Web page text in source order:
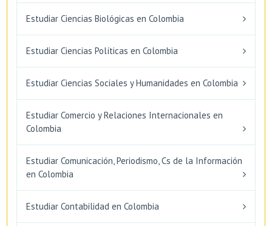
Estudiar Ciencias Biológicas en Colombia
Estudiar Ciencias Políticas en Colombia
Estudiar Ciencias Sociales y Humanidades en Colombia
Estudiar Comercio y Relaciones Internacionales en
Colombia
Estudiar Comunicación, Periodismo, Cs de la Información
en Colombia
Estudiar Contabilidad en Colombia